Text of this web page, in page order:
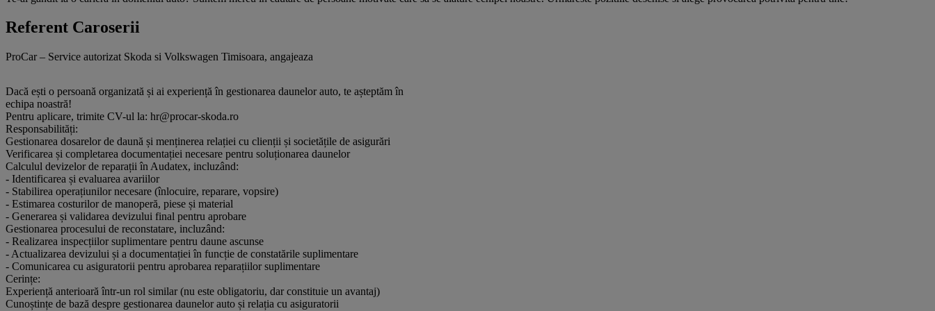
Referent Caroserii
ProCar – Service autorizat Skoda si Volkswagen Timisoara, angajeaza
Dacă ești o persoană organizată și ai experiență în gestionarea daunelor auto, te așteptăm în
echipa noastră!
Pentru aplicare, trimite CV-ul la: hr@procar-skoda.ro
Responsabilități:
Gestionarea dosarelor de daună și menținerea relației cu clienții și societățile de asigurări
Verificarea și completarea documentației necesare pentru soluționarea daunelor
Calculul devizelor de reparații în Audatex, incluzând:
- Identificarea și evaluarea avariilor
- Stabilirea operațiunilor necesare (înlocuire, reparare, vopsire)
- Estimarea costurilor de manoperă, piese și material
- Generarea și validarea devizului final pentru aprobare
Gestionarea procesului de reconstatare, incluzând:
- Realizarea inspecțiilor suplimentare pentru daune ascunse
- Actualizarea devizului și a documentației în funcție de constatările suplimentare
- Comunicarea cu asiguratorii pentru aprobarea reparațiilor suplimentare
Cerințe:
Experiență anterioară într-un rol similar (nu este obligatoriu, dar constituie un avantaj)
Cunoștințe de bază despre gestionarea daunelor auto și relația cu asiguratorii